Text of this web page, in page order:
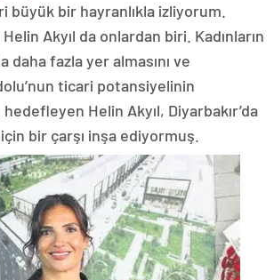
büyük bir hayranlıkla izliyorum.
Helin Akyıl da onlardan biri. Kadınların
daha fazla yer almasını ve
ticari potansiyelinin
hedefleyen Helin Akyıl, Diyarbakır’da
bir çarşı inşa ediyormuş.